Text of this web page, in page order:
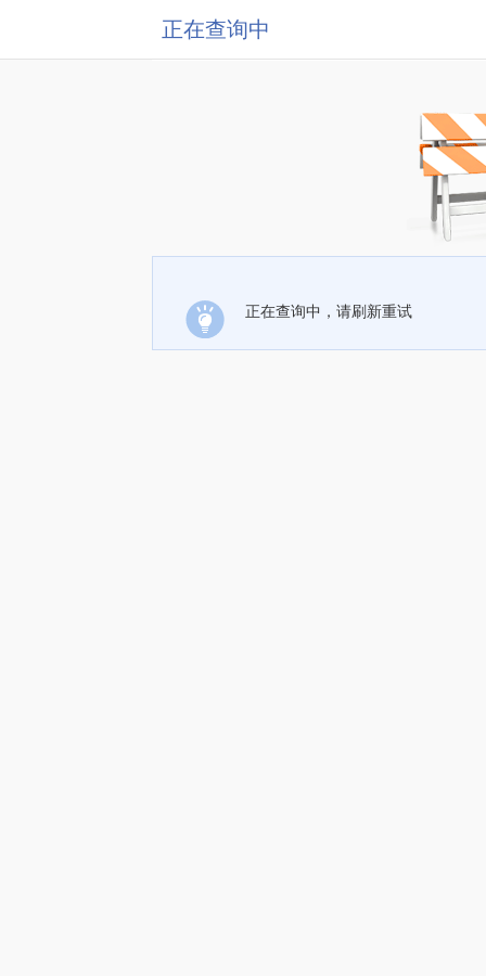
正在查询中
正在查询中，请刷新重试